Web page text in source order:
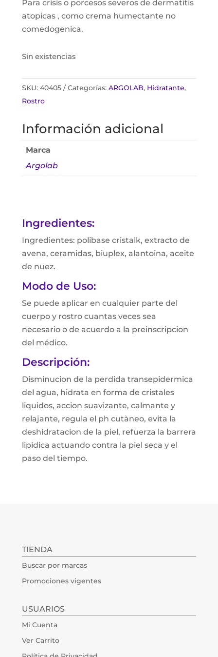
Para crisis o porcesos severos de dermatitis
atopicas , como crema humectante no
comedogenica.
Sin existencias
SKU: 40405 Categorías: ARGOLAB, Hidratante,
Rostro
Información adicional
Marca
Argolab
Ingredientes:
Ingredientes: polibase cristalk, extracto de
avena, ceramidas, biuplex, alantoina, aceite
de nuez.
Modo de Uso:
Se puede aplicar en cualquier parte del
cuerpo y rostro cuantas veces sea
necesario o de acuerdo a la preinscripcion
del médico.
Descripción:
Disminucion de la perdida transepidermica
del agua, hidrata en forma de cristales
liquidos, accion suavizante, calmante y
relajante, regula el ph cutàneo, evita la
deshidratacion de la piel, refuerza la barrera
lipidica actuando contra la piel seca y el
paso del tiempo.
TIENDA
Buscar por marcas
Promociones vigentes
USUARIOS
Mi Cuenta
Ver Carrito